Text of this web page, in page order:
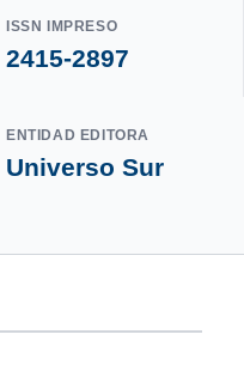
ISSN IMPRESO
2415-2897
ENTIDAD EDITORA
Universo Sur